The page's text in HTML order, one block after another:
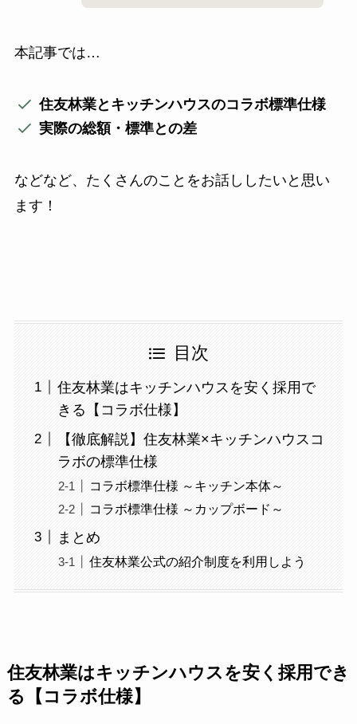
本記事では…
住友林業とキッチンハウスのコラボ標準仕様
実際の総額・標準との差
などなど、たくさんのことをお話ししたいと思い
ます！
目次
住友林業はキッチンハウスを安く採用で
きる【コラボ仕様】
【徹底解説】住友林業×キッチンハウスコ
ラボの標準仕様
コラボ標準仕様 ～キッチン本体～
コラボ標準仕様 ～カップボード～
まとめ
住友林業公式の紹介制度を利用しよう
住友林業はキッチンハウスを安く採用でき
る【コラボ仕様】